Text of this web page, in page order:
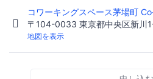
コワーキングスペース茅場町
〒104-0033 東京都中央区新川
地図を表示